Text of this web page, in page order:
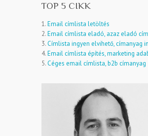
TOP 5 CIKK
1.Email címlista letöltés
2.Email címlista eladó, azaz eladó
3.Címlista ingyen elvihető, címanyag
4.Email címlista építés, marketing
5.Céges email címlista, b2b címanyag